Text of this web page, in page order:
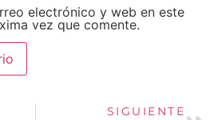
electrónico y web en este
vez que comente.
SIGUIENTE